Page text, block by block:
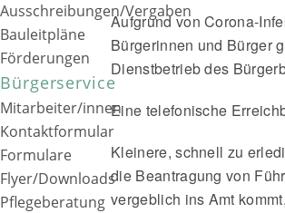
Ausschreibungen/Vergaben
Bauleitpläne
Förderungen
Bürgerservice
Mitarbeiter/innen
Kontaktformular
Formulare
Flyer/Downloads
Pflegeberatung
Aufgrund von Corona-
Bürgerinnen und Bürger
Dienstbetrieb des
Eine telefonische
Kleinere, schnell zu
die Beantragung von
vergeblich ins Amt